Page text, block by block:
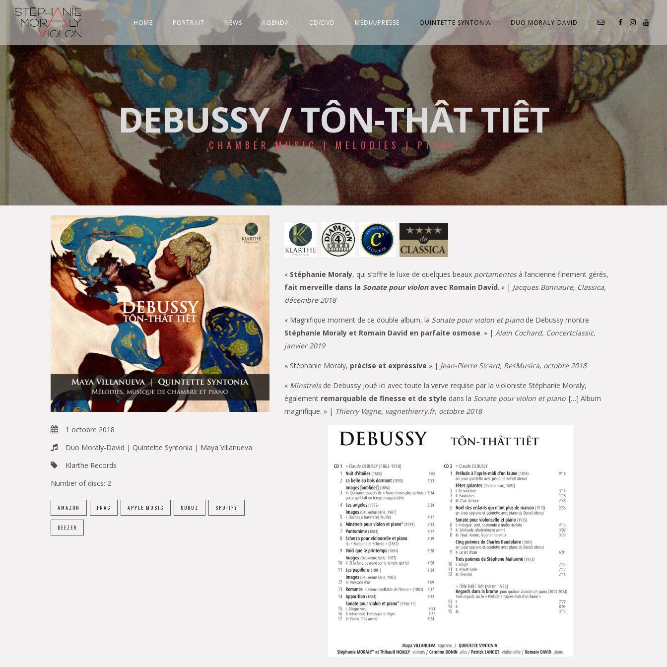
HOME PORTRAIT NEWS AGENDA CD/DVD MÉDIA/PRESSE QUINTETTE SYNTONIA DUO MORALY-DAVID
DEBUSSY / TÔN-THÂT TIÊT
CHAMBER MUSIC | MELODIES | PIANO
1 octobre 2018
Duo Moraly-David | Quintette Syntonia | Maya Villanueva
Klarthe Records
Number of discs: 2
AMAZON FNAC APPLE MUSIC QOBUZ SPOTIFY
DEEZER
« Stéphanie Moraly, qui s’offre le luxe de quelques beaux portamentosà l’ancienne finement gérés,
fait merveille dans la Sonate pour violonavec Romain David. » | Jacques Bonnaure, Classica,
décembre 2018
« Magnifique moment de ce double album, la Sonate pour violon et pianode Debussy montre
Stéphanie Moraly et Romain David en parfaite osmose. » | Alain Cochard, Concertclassic,
janvier 2019
« Stéphanie Moraly, précise et expressive » | Jean-Pierre Sicard, ResMusica, octobre 2018
« Minstrelsde Debussy joué ici avec toute la verve requise par la violoniste Stéphanie Moraly,
également remarquable de finesse et de style dans la Sonate pour violon et piano. […] Album
magnifique. » | Thierry Vagne, vagnethierry.fr, octobre 2018